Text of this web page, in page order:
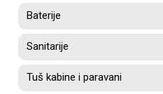
Baterije
Sanitarije
Tuš kabine i paravani